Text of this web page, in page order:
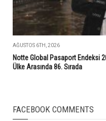
AĞUSTOS 6TH, 2026
Notte Global Pasaport Endeksi
Ülke Arasında 86. Sırada
FACEBOOK COMMENTS